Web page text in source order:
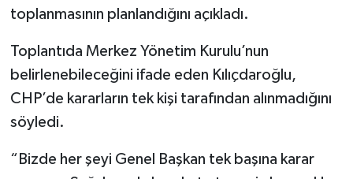
toplanmasının planlandığını açıkladı.
Toplantıda Merkez Yönetim Kurulu’nun
belirlenebileceğini ifade eden Kılıçdaroğlu,
CHP’de kararların tek kişi tarafından alınmadığını
söyledi.
“Bizde her şeyi Genel Başkan tek başına karar